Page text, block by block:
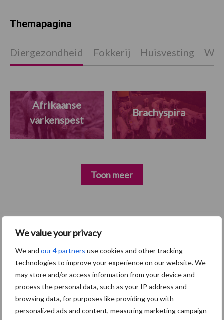
We value your privacy
We and our 4 partners use cookies and other tracking
technologies to improve your experience on our website. We
may store and/or access information from your device and
process the personal data, such as your IP address and
browsing data, for purposes like providing you with
personalized ads and content, measuring marketing campaign
Primaire
Sidebar
7 aug
Britse varkenssector vreest
afzetcrisis in het najaar
7 aug
Grondstoffenmarkt blijft grillig:
droogte en geopolitiek houden
Themapagina
Diergezondheid Fokkerij Huisvesting
Afrikaanse
varkenspest
Brachyspira
Toon meer